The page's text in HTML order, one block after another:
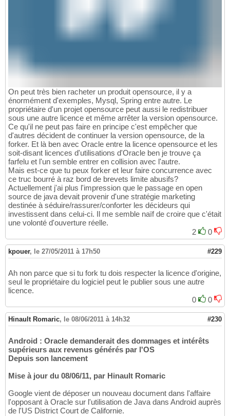
On peut très bien racheter un produit opensource, il y a
énormément d'exemples, Mysql, Spring entre autre. Le
propriétaire d'un projet opensource peut aussi le redistribuer
sous une autre licence et même arrêter la version opensource.
Ce qu'il ne peut pas faire en principe c'est empêcher que
d'autres décident de continuer la version opensource, de la
forker. Et là ben avec Oracle entre la licence opensource et les
soit-disant licences d'utilisations d'Oracle ben je trouve ça
farfelu et l'un semble entrer en collision avec l'autre.
Mais est-ce que tu peux forker et leur faire concurrence avec
ce truc bourré à raz bord de brevets limite abusifs?
Actuellement j'ai plus l'impression que le passage en open
source de java devait provenir d'une stratégie marketing
destinée à séduire/rassurer/conforter les décideurs qui
investissent dans celui-ci. Il me semble naïf de croire que c'était
une volonté d'ouverture réelle.
2
0
kpouer, le 27/05/2011 à 17h50 #229
Ah non parce que si tu fork tu dois respecter la licence d'origine,
seul le propriétaire du logiciel peut le publier sous une autre
licence.
0
0
Hinault Romaric, le 08/06/2011 à 14h32 #230
Android : Oracle demanderait des dommages et intérêts
supérieurs aux revenus générés par l'OS
Depuis son lancement
Mise à jour du 08/06/11, par Hinault Romaric
Google vient de déposer un nouveau document dans l'affaire
l'opposant à Oracle sur l'utilisation de Java dans Android auprès
de l'US District Court de Californie.